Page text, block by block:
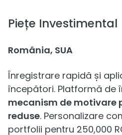
Piețe Investimental
România, SUA
Înregistrare rapidă și
începători. Platformă de
mecanism de motivare
reduse. Personalizare
portfolii pentru 250,000